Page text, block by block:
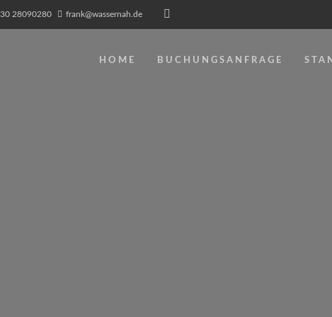
30 28090280 frank@wassernah.de
HOME BUCHUNGSANFRAGE